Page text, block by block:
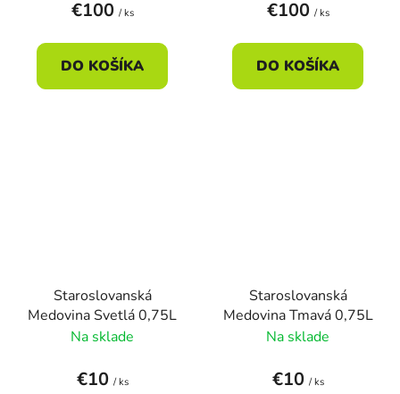
€100 / ks
DO KOŠÍKA
€100 / ks
DO KOŠÍKA
Staroslovanská
Medovina Svetlá 0,75L
Na sklade
€10 / ks
Staroslovanská
Medovina Tmavá 0,75L
Na sklade
€10 / ks